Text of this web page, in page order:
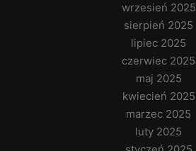
wrzesień 2025
sierpień 2025
lipiec 2025
czerwiec 2025
maj 2025
kwiecień 2025
marzec 2025
luty 2025